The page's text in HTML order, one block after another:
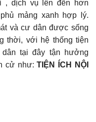
, dịch vụ lên đến hơn
mảng xanh hợp lý.
và cư dân được sống
thời, với hệ thống tiện
tại đây tận hưởng
cử như: TIỆN ÍCH NỘI